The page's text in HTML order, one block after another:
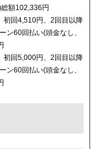
額102,336円
回4,510円、2回目以降
60回払い(頭金なし、
回5,000円、2回目以降
60回払い(頭金なし、